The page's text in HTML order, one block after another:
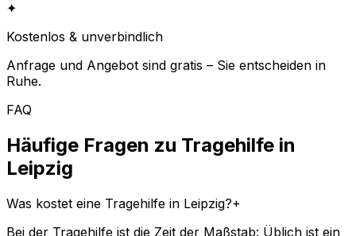
✦
Kostenlos & unverbindlich
Anfrage und Angebot sind gratis – Sie entscheiden in
Ruhe.
FAQ
Häufige Fragen zu Tragehilfe in
Leipzig
Was kostet eine Tragehilfe in Leipzig?+
Bei der Tragehilfe ist die Zeit der Maßstab: Üblich ist ein